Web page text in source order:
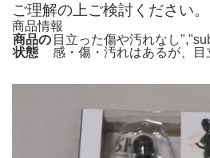
ご理解の上ご検討ください。
商品情報
商品の
状態
目立った傷や汚れなし
感・傷・汚れはあるが、目